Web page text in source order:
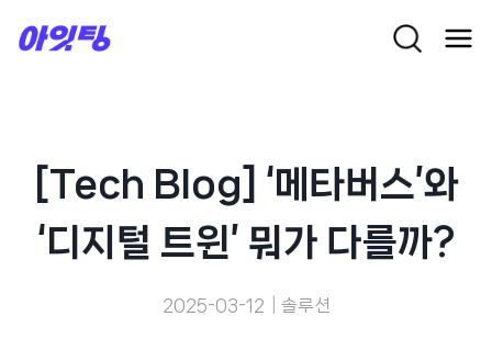
[Tech Blog] ‘메타버스’와
‘디지털 트윈’ 뭐가 다를까?
2025-03-12 솔루션